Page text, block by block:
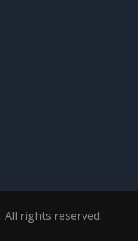
All rights reserved.